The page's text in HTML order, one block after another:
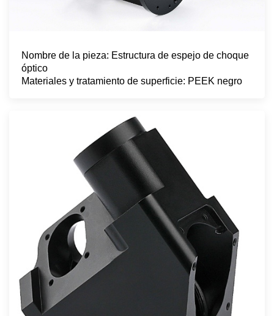
Nombre de la pieza: Estructura de espejo de choque
óptico
Materiales y tratamiento de superficie: PEEK negro